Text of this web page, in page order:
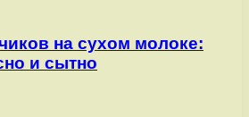
на сухом молоке:
и сытно